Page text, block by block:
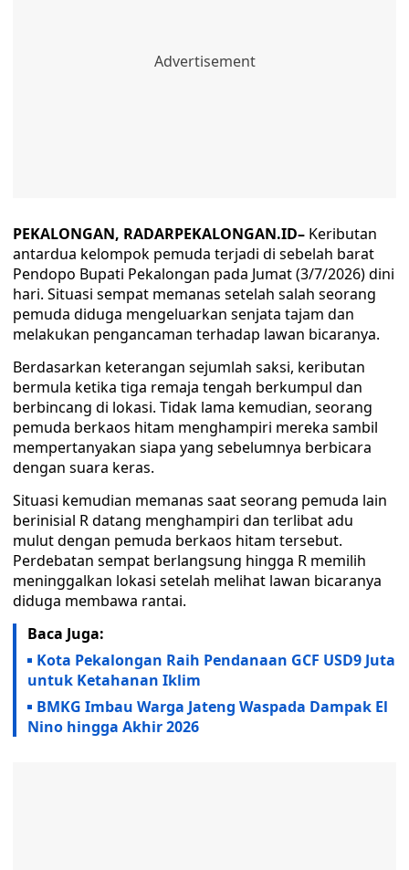
PEKALONGAN, RADARPEKALONGAN.ID– Keributan
antardua kelompok pemuda terjadi di sebelah barat
Pendopo Bupati Pekalongan pada Jumat (3/7/2026) dini
hari. Situasi sempat memanas setelah salah seorang
pemuda diduga mengeluarkan senjata tajam dan
melakukan pengancaman terhadap lawan bicaranya.
Berdasarkan keterangan sejumlah saksi, keributan
bermula ketika tiga remaja tengah berkumpul dan
berbincang di lokasi. Tidak lama kemudian, seorang
pemuda berkaos hitam menghampiri mereka sambil
mempertanyakan siapa yang sebelumnya berbicara
dengan suara keras.
Situasi kemudian memanas saat seorang pemuda lain
berinisial R datang menghampiri dan terlibat adu
mulut dengan pemuda berkaos hitam tersebut.
Perdebatan sempat berlangsung hingga R memilih
meninggalkan lokasi setelah melihat lawan bicaranya
diduga membawa rantai.
Baca Juga:
Kota Pekalongan Raih Pendanaan GCF USD9 Juta
untuk Ketahanan Iklim
BMKG Imbau Warga Jateng Waspada Dampak El
Nino hingga Akhir 2026